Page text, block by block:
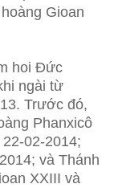
Gioan
hoi Đức
ngài từ
Trước đó,
Phanxicô
02-2014;
và Thánh
XXIII và